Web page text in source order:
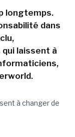
longtemps.
dans
laissent à